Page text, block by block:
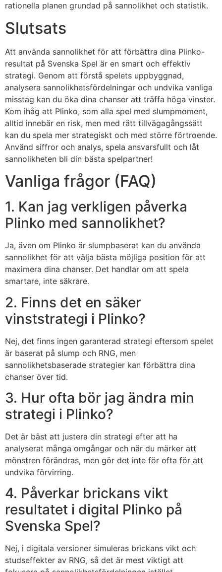
rationella planen grundad på sannolikhet och statistik.
Slutsats
Att använda sannolikhet för att förbättra dina Plinko-
resultat på Svenska Spel är en smart och effektiv
strategi. Genom att förstå spelets uppbyggnad,
analysera sannolikhetsfördelningar och undvika vanliga
misstag kan du öka dina chanser att träffa höga vinster.
Kom ihåg att Plinko, som alla spel med slumpmoment,
alltid innebär en risk, men med rätt tillvägagångssätt
kan du spela mer strategiskt och med större förtroende.
Använd siffror och analys, spela ansvarsfullt och låt
sannolikheten bli din bästa spelpartner!
Vanliga frågor (FAQ)
1. Kan jag verkligen påverka
Plinko med sannolikhet?
Ja, även om Plinko är slumpbaserat kan du använda
sannolikhet för att välja bästa möjliga position för att
maximera dina chanser. Det handlar om att spela
smartare, inte säkrare.
2. Finns det en säker
vinststrategi i Plinko?
Nej, det finns ingen garanterad strategi eftersom spelet
är baserat på slump och RNG, men
sannolikhetsbaserade strategier kan förbättra dina
chanser över tid.
3. Hur ofta bör jag ändra min
strategi i Plinko?
Det är bäst att justera din strategi efter att ha
analyserat många omgångar och när du märker att
mönstren förändras, men gör det inte för ofta för att
undvika förvirring.
4. Påverkar brickans vikt
resultatet i digital Plinko på
Svenska Spel?
Nej, i digitala versioner simuleras brickans vikt och
studseffekter av RNG, så det är mest viktigt att